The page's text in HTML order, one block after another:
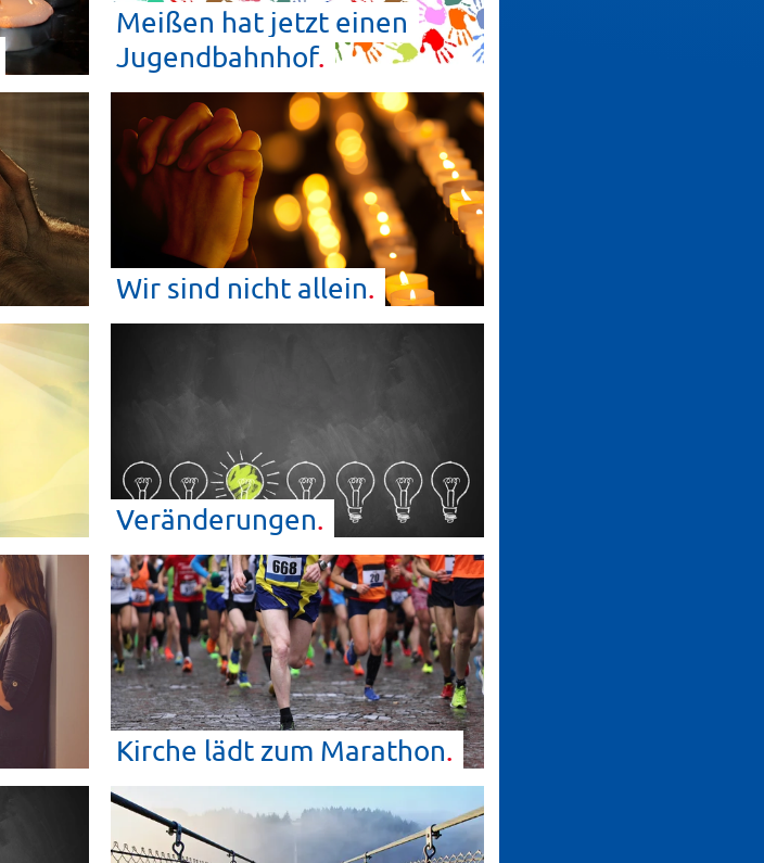
Meißen hat jetzt einen
Jugendbahnhof
Wir sind nicht allein
Veränderungen
Kirche lädt zum Marathon